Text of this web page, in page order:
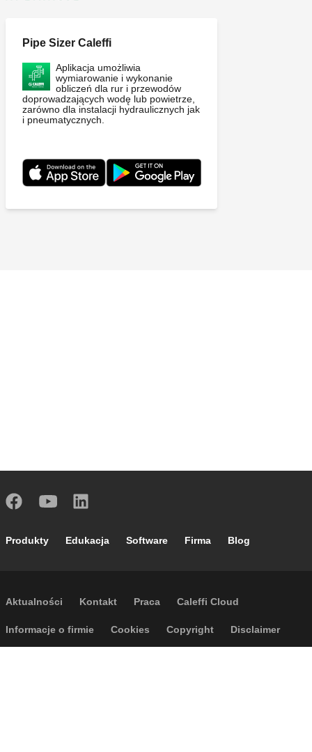
Pipe Sizer Caleffi
Aplikacja umożliwia
wymiarowanie i wykonanie
obliczeń dla rur i przewodów
doprowadzających wodę lub powietrze,
zarówno dla instalacji hydraulicznych jak
i pneumatycznych.
Footer main navigation
Produkty Edukacja Software Firma Blog
Footer secondary navigation
Aktualności Kontakt Praca Caleffi Cloud
Footer menu
Informacje o firmie Cookies Copyright Disclaimer